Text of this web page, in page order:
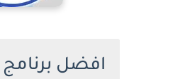
افضل برنامج